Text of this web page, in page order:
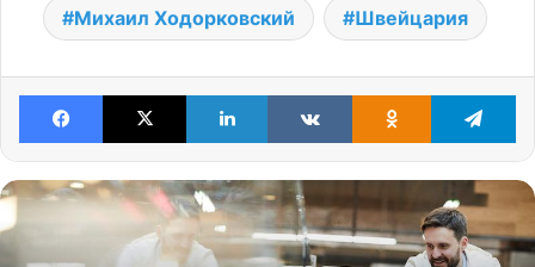
Михаил Ходорковский Швейцария
Facebook X LinkedIn VKontakteOdnoklassniki